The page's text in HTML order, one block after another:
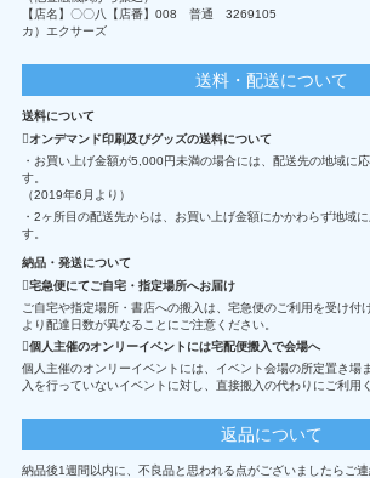
【店名】〇〇八【店番】008 普通 3269105
カ）エクサーズ
送料・配送について
送料について
オンデマンド印刷及びグッズの送料について
・お買い上げ金額が5,000円未満の場合には、配送先の地域に
す。
（2019年6月より）
・2ヶ所目の配送先からは、お買い上げ金額にかかわらず地域
す。
納品・発送について
宅急便にてご自宅・指定場所へお届け
ご自宅や指定場所・書店への搬入は、宅急便のご利用を受け付
より配達日数が異なることにご注意ください。
個人主催のオンリーイベントには宅配便搬入で会場へ
個人主催のオンリーイベントには、イベント会場の所定置き場
入を行っていないイベントに対し、直接搬入の代わりにご利用
返品について
納品後1週間以内に、不良品と思われる点がございましたらご